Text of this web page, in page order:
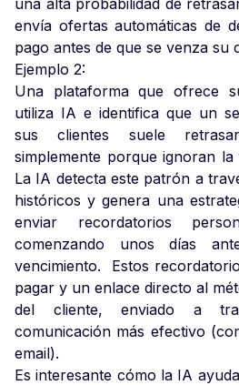
envía ofertas automáticas de
pago antes de que se venza su
Ejemplo 2:
Una plataforma que ofrece
utiliza IA e identifica que un
sus clientes suele
simplemente porque ignoran
La IA detecta este patrón a
históricos y genera una
enviar recordatorios
comenzando unos días
vencimiento. Estos
pagar y un enlace directo al
del cliente, enviado a
comunicación más efectivo
email).
Es interesante cómo la IA